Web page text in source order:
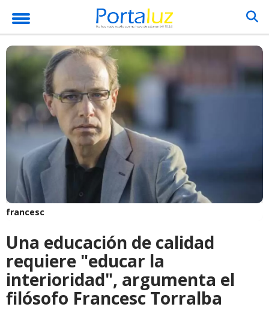
francesc
Una educación de calidad
requiere "educar la
interioridad", argumenta el
filósofo Francesc Torralba